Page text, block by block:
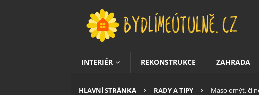
INTERIÉR REKONSTRUKCE ZAHRADA
HLAVNÍ STRÁNKA RADY A TIPY
Maso omýt, či